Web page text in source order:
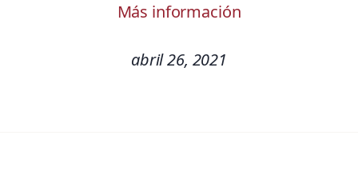
Más información
abril 26, 2021